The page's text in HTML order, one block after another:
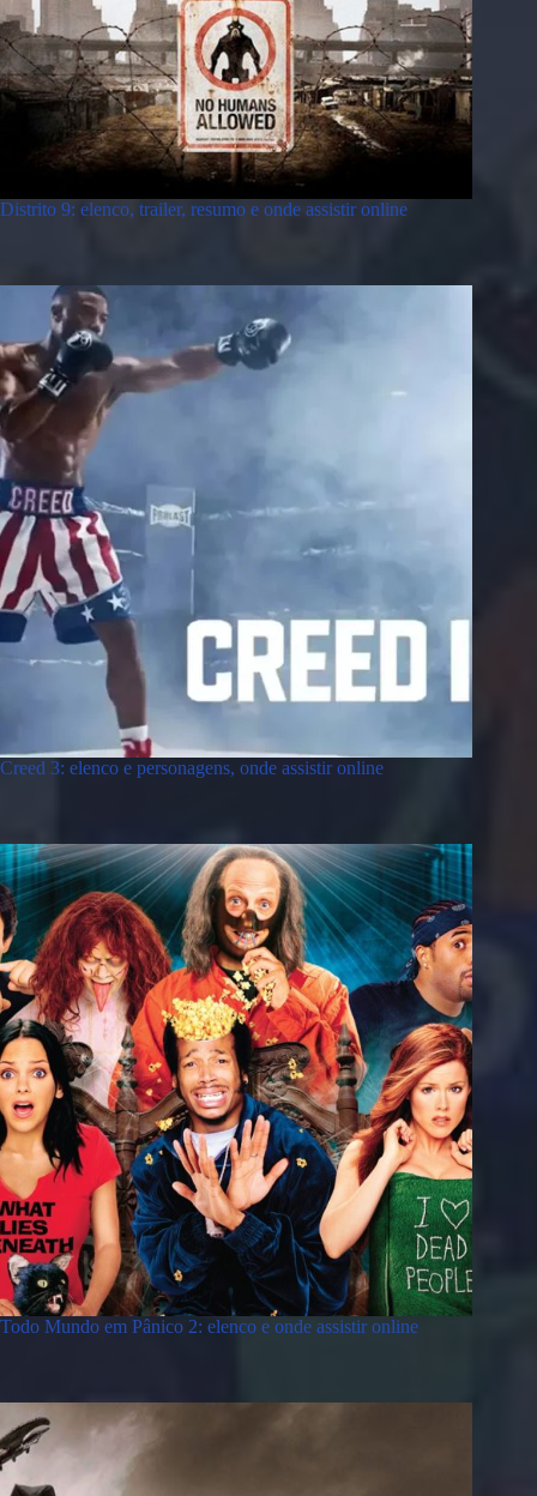
Distrito 9: elenco, trailer, resumo e onde assistir online
Creed 3: elenco e personagens, onde assistir online
Todo Mundo em Pânico 2: elenco e onde assistir online